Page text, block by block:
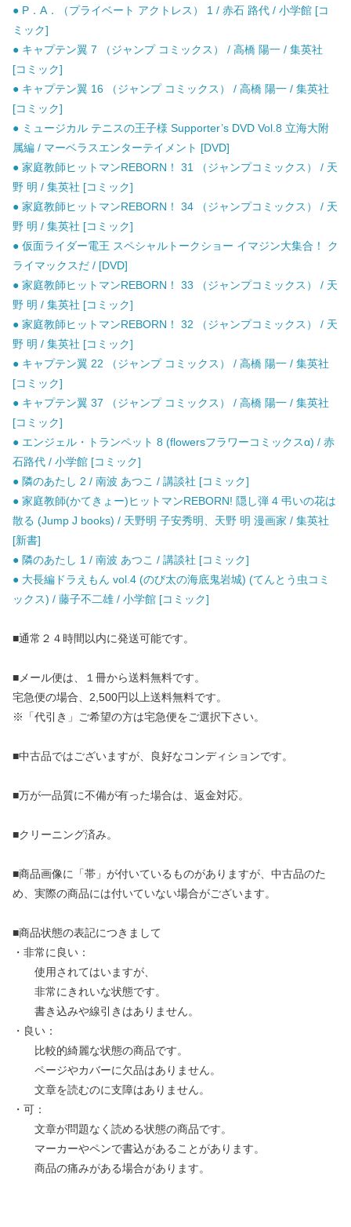
● P．A．（プライベート アクトレス） 1 / 赤石 路代 / 小学館 [コ
ミック]
● キャプテン翼 7 （ジャンプ コミックス） / 高橋 陽一 / 集英社
[コミック]
● キャプテン翼 16 （ジャンプ コミックス） / 高橋 陽一 / 集英社
[コミック]
● ミュージカル テニスの王子様 Supporter’s DVD Vol.8 立海大附
属編 / マーベラスエンターテイメント [DVD]
● 家庭教師ヒットマンREBORN！ 31 （ジャンプコミックス） / 天
野 明 / 集英社 [コミック]
● 家庭教師ヒットマンREBORN！ 34 （ジャンプコミックス） / 天
野 明 / 集英社 [コミック]
● 仮面ライダー電王 スペシャルトークショー イマジン大集合！ ク
ライマックスだ / [DVD]
● 家庭教師ヒットマンREBORN！ 33 （ジャンプコミックス） / 天
野 明 / 集英社 [コミック]
● 家庭教師ヒットマンREBORN！ 32 （ジャンプコミックス） / 天
野 明 / 集英社 [コミック]
● キャプテン翼 22 （ジャンプ コミックス） / 高橋 陽一 / 集英社
[コミック]
● キャプテン翼 37 （ジャンプ コミックス） / 高橋 陽一 / 集英社
[コミック]
● エンジェル・トランペット 8 (flowersフラワーコミックスα) / 赤
石路代 / 小学館 [コミック]
● 隣のあたし 2 / 南波 あつこ / 講談社 [コミック]
● 家庭教師(かてきょー)ヒットマンREBORN! 隠し弾 4 弔いの花は
散る (Jump J books) / 天野明 子安秀明、天野 明 漫画家 / 集英社
[新書]
● 隣のあたし 1 / 南波 あつこ / 講談社 [コミック]
● 大長編ドラえもん vol.4 (のび太の海底鬼岩城) (てんとう虫コミ
ックス) / 藤子不二雄 / 小学館 [コミック]
■通常２４時間以内に発送可能です。
■メール便は、１冊から送料無料です。
宅急便の場合、2,500円以上送料無料です。
※「代引き」ご希望の方は宅急便をご選択下さい。
■中古品ではございますが、良好なコンディションです。
■万が一品質に不備が有った場合は、返金対応。
■クリーニング済み。
■商品画像に「帯」が付いているものがありますが、中古品のた
め、実際の商品には付いていない場合がございます。
■商品状態の表記につきまして
・非常に良い：
使用されてはいますが、
非常にきれいな状態です。
書き込みや線引きはありません。
・良い：
比較的綺麗な状態の商品です。
ページやカバーに欠品はありません。
文章を読むのに支障はありません。
・可：
文章が問題なく読める状態の商品です。
マーカーやペンで書込があることがあります。
商品の痛みがある場合があります。